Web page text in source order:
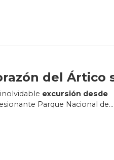
del Ártico
excursión desde
Parque Nacional de